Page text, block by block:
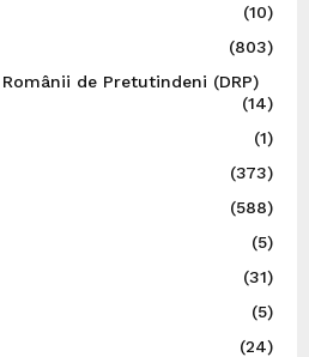
(10)
(803)
de Pretutindeni (DRP)
(14)
(1)
(373)
(588)
(5)
(31)
(5)
(24)